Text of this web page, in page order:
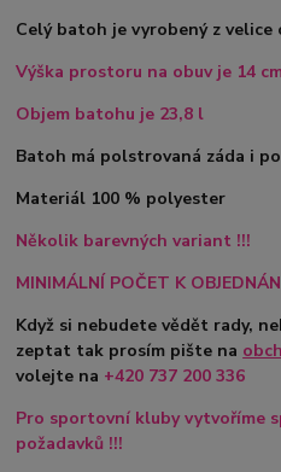
Celý batoh je vyrobený z
Výška prostoru na obuv je 14
Objem batohu je 23,8 l
Batoh má polstrovaná záda i
Materiál 100 % polyester
Několik barevných variant !!!
MINIMÁLNÍ POČET K
Když si nebudete vědět rady,
zeptat tak prosím pište na
volejte na +420 737 200 336
Pro sportovní kluby vytvoříme
požadavků !!!